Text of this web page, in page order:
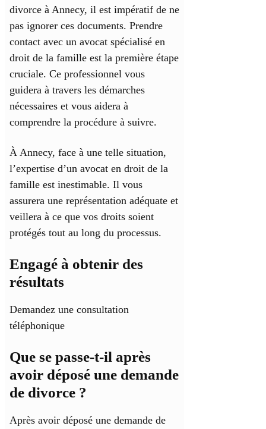
divorce à Annecy, il est impératif de ne
pas ignorer ces documents. Prendre
contact avec un avocat spécialisé en
droit de la famille est la première étape
cruciale. Ce professionnel vous
guidera à travers les démarches
nécessaires et vous aidera à
comprendre la procédure à suivre.
À Annecy, face à une telle situation,
l’expertise d’un avocat en droit de la
famille est inestimable. Il vous
assurera une représentation adéquate et
veillera à ce que vos droits soient
protégés tout au long du processus.
Engagé à obtenir des
résultats
Demandez une consultation
téléphonique
Que se passe-t-il après
avoir déposé une demande
de divorce ?
Après avoir déposé une demande de